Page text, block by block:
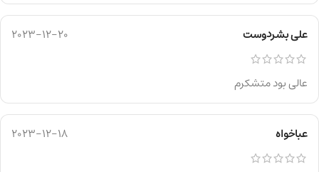
علی بشردوست 2023-12-20
عالی بود متشکرم
عباخواه 2023-12-18